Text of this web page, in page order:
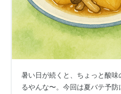
暑い日が続くと、ちょっと酸
るやんな〜。今回は夏バテ予防